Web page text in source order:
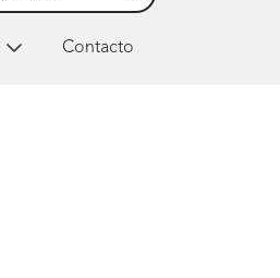
Contacto